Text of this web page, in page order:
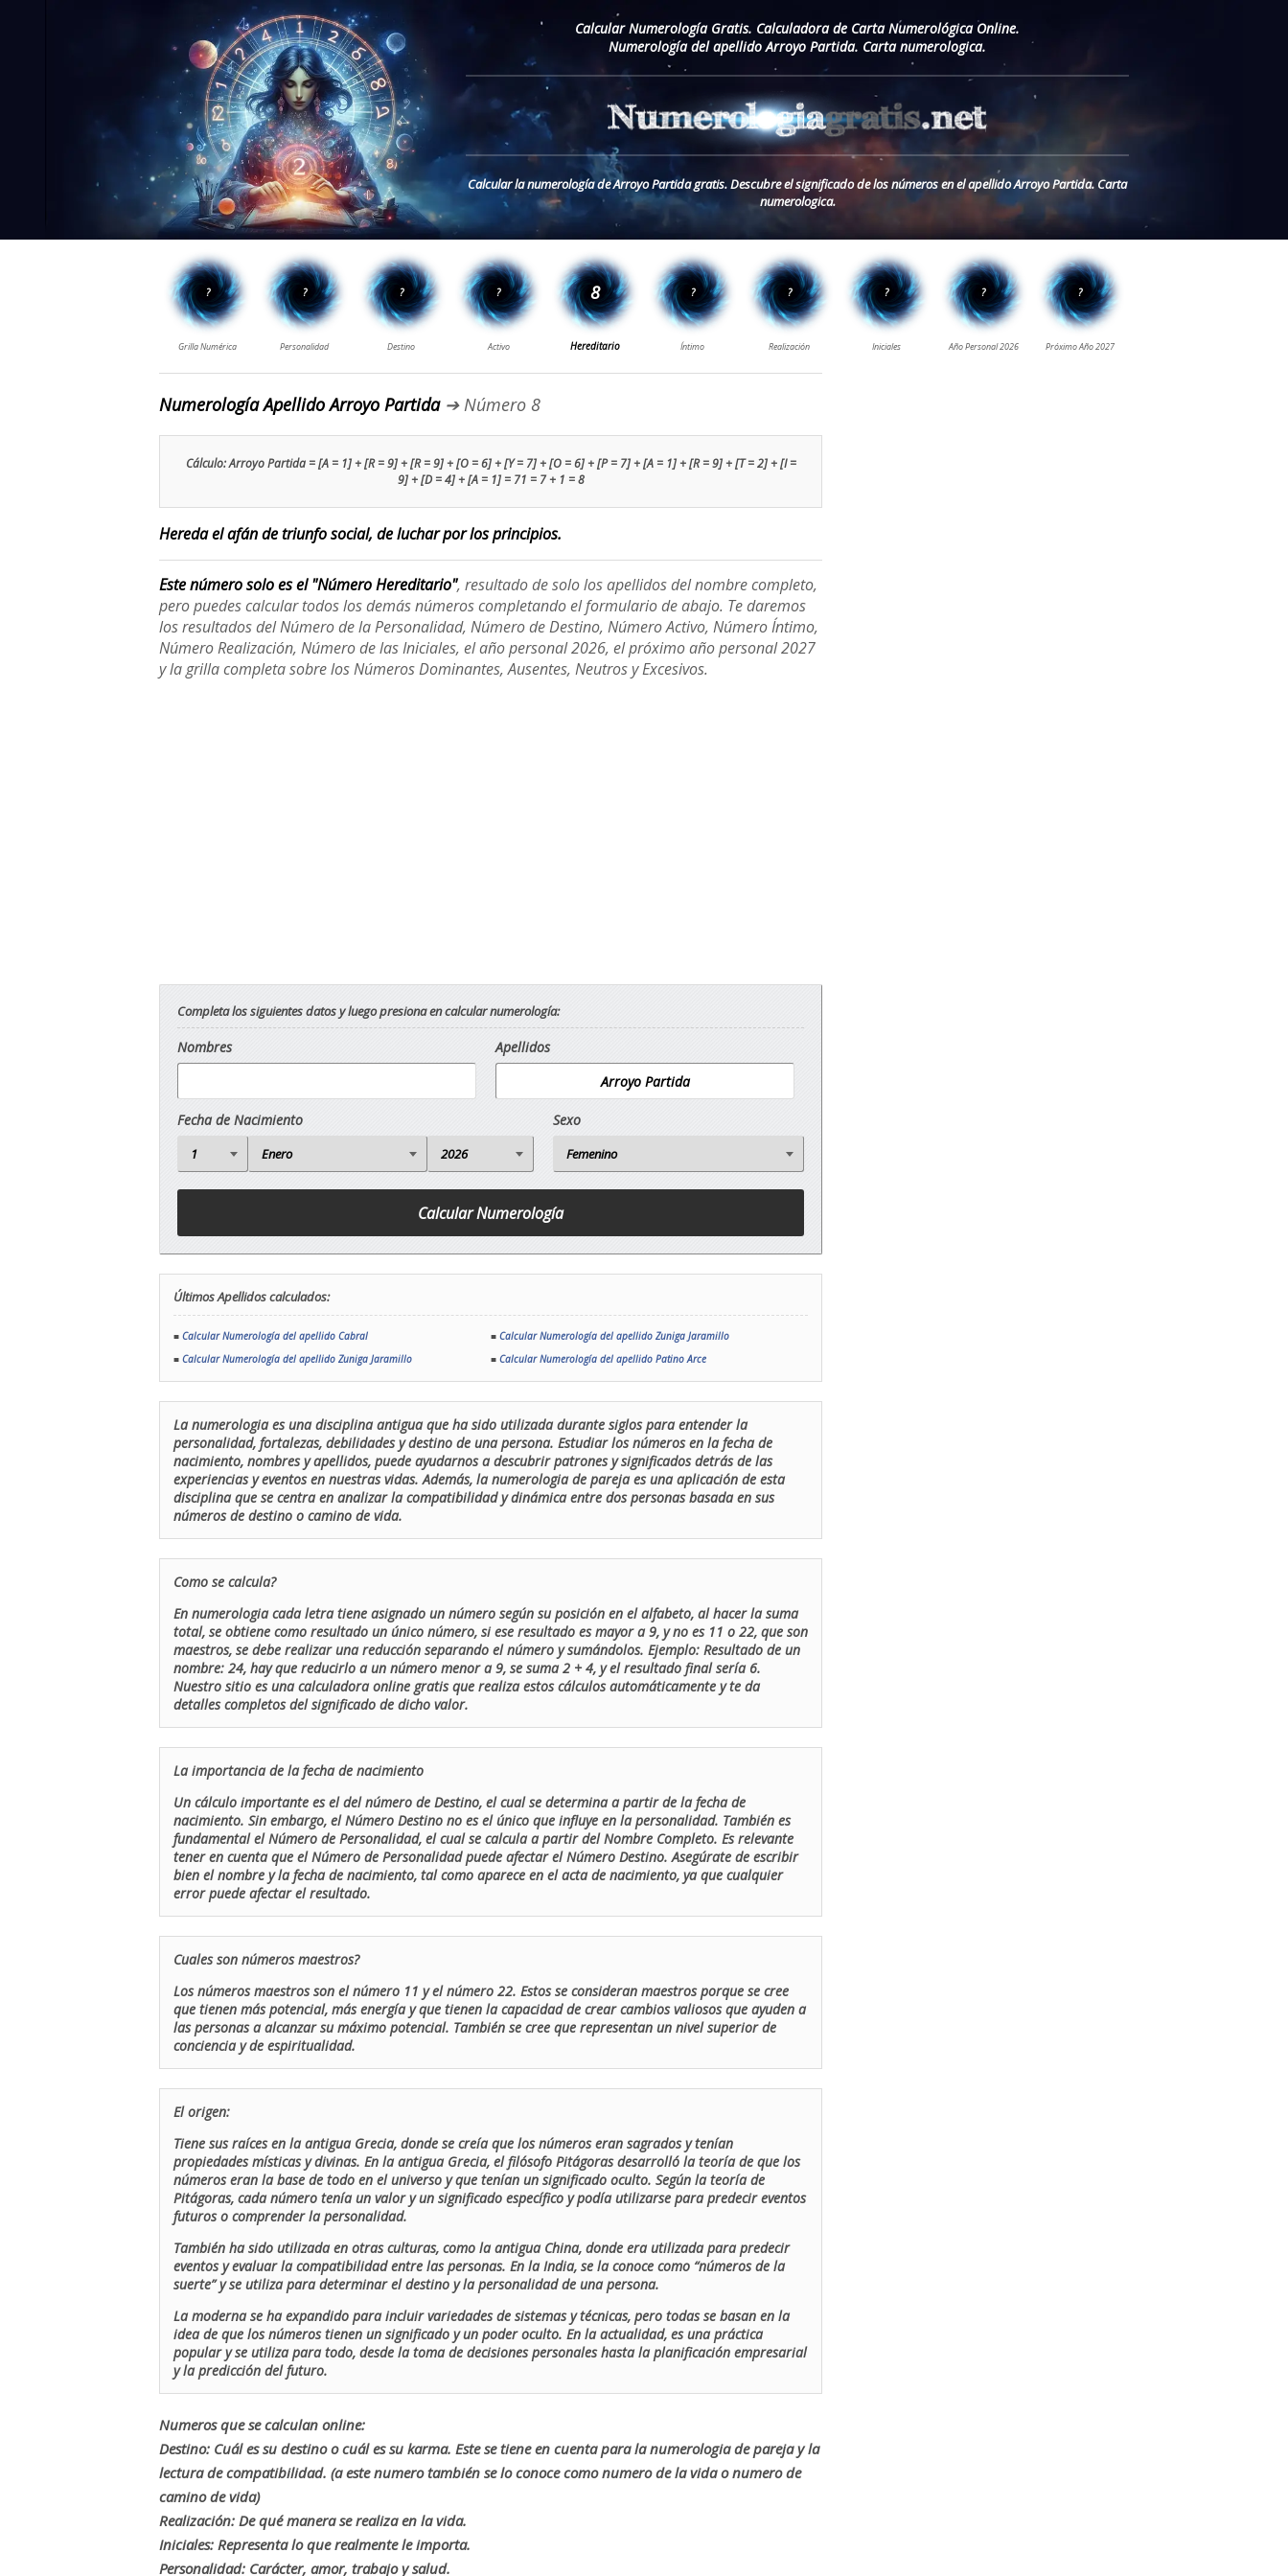
Calcular Numerología Gratis. Calculadora de Carta Numerológica Online.
Numerología del apellido Arroyo Partida. Carta numerologica.
Calcular la numerología de Arroyo Partida gratis. Descubre el significado de los números en el apellido Arroyo Partida. Carta
numerologica.
Numerología Apellido Arroyo Partida➔ Número 8
Cálculo: Arroyo Partida = [A = 1] + [R = 9] + [R = 9] + [O = 6] + [Y = 7] + [O = 6] + [P = 7] + [A = 1] + [R = 9] + [T = 2] + [I =
9] + [D = 4] + [A = 1] = 71 = 7 + 1 = 8
Hereda el afán de triunfo social, de luchar por los principios.
Este número solo es el "Número Hereditario", resultado de solo los apellidos del nombre completo,
pero puedes calcular todos los demás números completando el formulario de abajo. Te daremos
los resultados del Número de la Personalidad, Número de Destino, Número Activo, Número Íntimo,
Número Realización, Número de las Iniciales, el año personal 2026, el próximo año personal 2027
y la grilla completa sobre los Números Dominantes, Ausentes, Neutros y Excesivos.
Completa los siguientes datos y luego presiona en calcular numerología:
Nombres Apellidos
Fecha de Nacimiento Sexo
Últimos Apellidos calculados:
■ Calcular Numerología del apellido Cabral ■ Calcular Numerología del apellido Zuniga Jaramillo
■ Calcular Numerología del apellido Zuniga Jaramillo ■ Calcular Numerología del apellido Patino Arce
La numerologia es una disciplina antigua que ha sido utilizada durante siglos para entender la
personalidad, fortalezas, debilidades y destino de una persona. Estudiar los números en la fecha de
nacimiento, nombres y apellidos, puede ayudarnos a descubrir patrones y significados detrás de las
experiencias y eventos en nuestras vidas. Además, la numerologia de pareja es una aplicación de esta
disciplina que se centra en analizar la compatibilidad y dinámica entre dos personas basada en sus
números de destino o camino de vida.
Como se calcula?
En numerologia cada letra tiene asignado un número según su posición en el alfabeto, al hacer la suma
total, se obtiene como resultado un único número, si ese resultado es mayor a 9, y no es 11 o 22, que son
maestros, se debe realizar una reducción separando el número y sumándolos. Ejemplo: Resultado de un
nombre: 24, hay que reducirlo a un número menor a 9, se suma 2 + 4, y el resultado final sería 6.
Nuestro sitio es una calculadora online gratis que realiza estos cálculos automáticamente y te da
detalles completos del significado de dicho valor.
La importancia de la fecha de nacimiento
Un cálculo importante es el del número de Destino, el cual se determina a partir de la fecha de
nacimiento. Sin embargo, el Número Destino no es el único que influye en la personalidad. También es
fundamental el Número de Personalidad, el cual se calcula a partir del Nombre Completo. Es relevante
tener en cuenta que el Número de Personalidad puede afectar el Número Destino. Asegúrate de escribir
bien el nombre y la fecha de nacimiento, tal como aparece en el acta de nacimiento, ya que cualquier
error puede afectar el resultado.
Cuales son números maestros?
Los números maestros son el número 11 y el número 22. Estos se consideran maestros porque se cree
que tienen más potencial, más energía y que tienen la capacidad de crear cambios valiosos que ayuden a
las personas a alcanzar su máximo potencial. También se cree que representan un nivel superior de
conciencia y de espiritualidad.
El origen:
Tiene sus raíces en la antigua Grecia, donde se creía que los números eran sagrados y tenían
propiedades místicas y divinas. En la antigua Grecia, el filósofo Pitágoras desarrolló la teoría de que los
números eran la base de todo en el universo y que tenían un significado oculto. Según la teoría de
Pitágoras, cada número tenía un valor y un significado específico y podía utilizarse para predecir eventos
futuros o comprender la personalidad.
También ha sido utilizada en otras culturas, como la antigua China, donde era utilizada para predecir
eventos y evaluar la compatibilidad entre las personas. En la India, se la conoce como “números de la
suerte” y se utiliza para determinar el destino y la personalidad de una persona.
La moderna se ha expandido para incluir variedades de sistemas y técnicas, pero todas se basan en la
idea de que los números tienen un significado y un poder oculto. En la actualidad, es una práctica
popular y se utiliza para todo, desde la toma de decisiones personales hasta la planificación empresarial
y la predicción del futuro.
Numeros que se calculan online:
Destino: Cuál es su destino o cuál es su karma. Este se tiene en cuenta para la numerologia de pareja y la
lectura de compatibilidad. (a este numero también se lo conoce como numero de la vida o numero de
camino de vida)
Realización: De qué manera se realiza en la vida.
Iniciales: Representa lo que realmente le importa.
Personalidad: Carácter, amor, trabajo y salud.